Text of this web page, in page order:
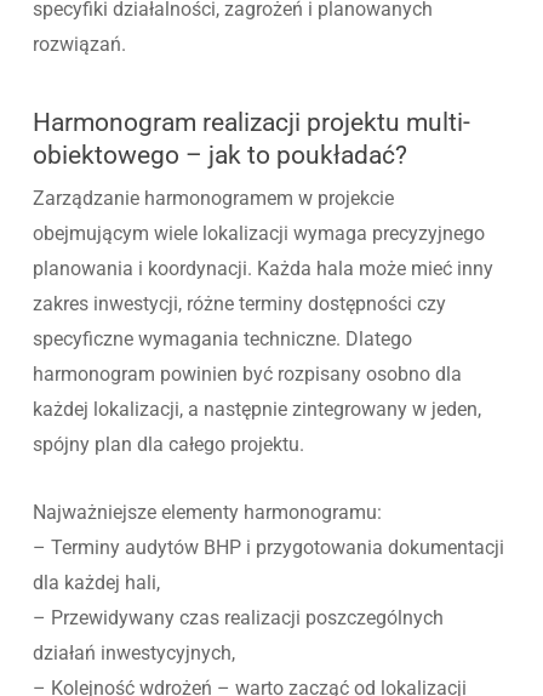
specyfiki działalności, zagrożeń i planowanych
rozwiązań.
Harmonogram realizacji projektu multi-
obiektowego – jak to poukładać?
Zarządzanie harmonogramem w projekcie
obejmującym wiele lokalizacji wymaga precyzyjnego
planowania i koordynacji. Każda hala może mieć inny
zakres inwestycji, różne terminy dostępności czy
specyficzne wymagania techniczne. Dlatego
harmonogram powinien być rozpisany osobno dla
każdej lokalizacji, a następnie zintegrowany w jeden,
spójny plan dla całego projektu.
Najważniejsze elementy harmonogramu:
– Terminy audytów BHP i przygotowania dokumentacji
dla każdej hali,
– Przewidywany czas realizacji poszczególnych
działań inwestycyjnych,
– Kolejność wdrożeń – warto zacząć od lokalizacji